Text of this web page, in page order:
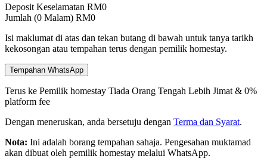
Deposit Keselamatan RM0
Jumlah (0 Malam) RM0
Isi maklumat di atas dan tekan butang di bawah untuk tanya tarikh
kekosongan atau tempahan terus dengan pemilik homestay.
Tempahan WhatsApp
Terus ke Pemilik homestay Tiada Orang Tengah Lebih Jimat & 0%
platform fee
Dengan meneruskan, anda bersetuju dengan Terma dan Syarat.
Nota: Ini adalah borang tempahan sahaja. Pengesahan muktamad
akan dibuat oleh pemilik homestay melalui WhatsApp.